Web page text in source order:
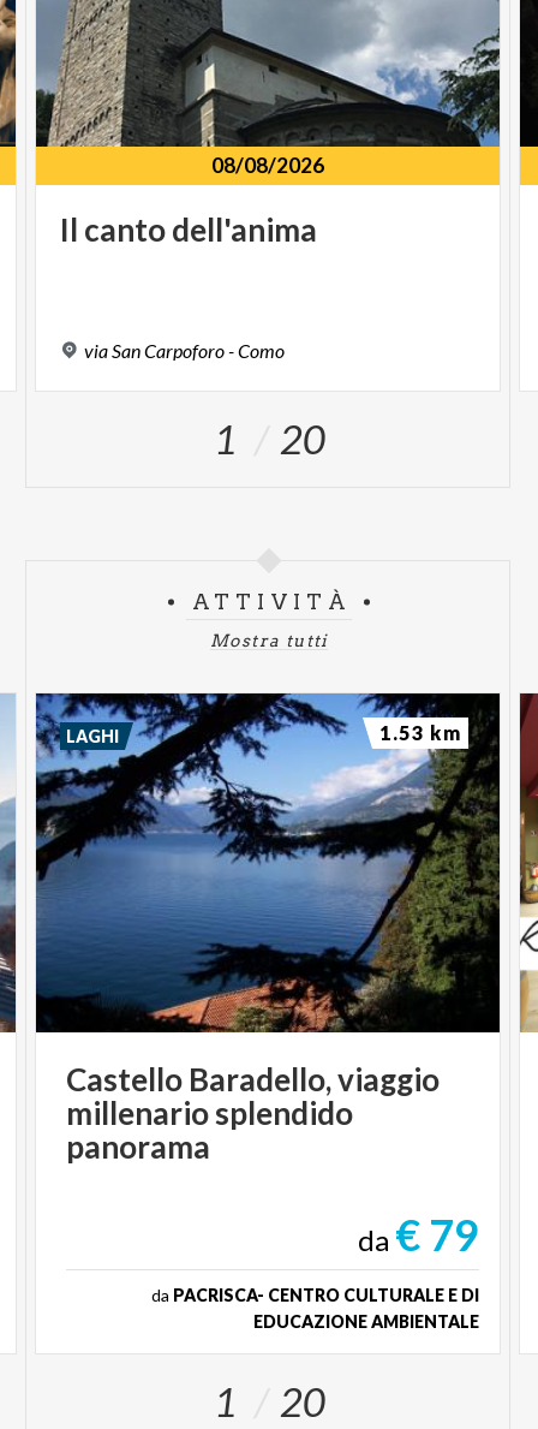
08/08/2026
Il cantodell'anima
via SanCarpoforo-Como
1 20
ATTIVITÀ
Mostra tutti
Castello Baradello, viaggio
millenario splendido
panorama
da € 79
da PACRISCA- CENTRO CULTURALE E DI
EDUCAZIONE AMBIENTALE
LAGHI 1.53 km
1 20